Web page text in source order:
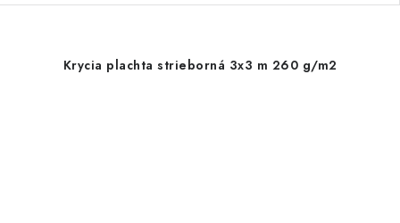
Krycia plachta strieborná 3x3 m 260 g/m2